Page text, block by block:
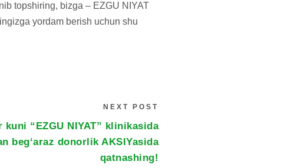
topshiring, bizga – EZGU NIYAT
yordam berish uchun shu
NEXT POST
kuni “EZGU NIYAT” klinikasida
beg‘araz donorlik AKSIYasida
qatnashing!